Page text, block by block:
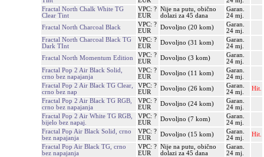
Fractal North Chalk White TG
Clear Tint
VPC: ?
EUR
Nije na putu, obično
dolazi za 45 dana
Garan.
24 mj.
Fractal North Charcoal Black
VPC: ?
EUR
Dovoljno (20 kom)
Garan.
24 mj.
Fractal North Charcoal Black TG
Dark TInt
VPC: ?
EUR
Dovoljno (31 kom)
Garan.
24 mj.
Fractal North Momentum Edition
VPC: ?
EUR
Dovoljno (3 kom)
Garan.
24 mj.
Fractal Pop 2 Air Black Solid,
crno bez napajanja
VPC: ?
EUR
Dovoljno (11 kom)
Garan.
24 mj.
Fractal Pop 2 Air Black TG Clear,
crno bez nap
VPC: ?
EUR
Dovoljno (26 kom)
Garan.
24 mj.
Hit.
Fractal Pop 2 Air Black TG RGB,
crno bez napajanja
VPC: ?
EUR
Dovoljno (24 kom)
Garan.
24 mj.
Fractal Pop 2 Air White TG RGB,
bijelo bez napaj.
VPC: ?
EUR
Dovoljno (7 kom)
Garan.
24 mj.
Fractal Pop Air Black Solid, crno
bez napajanja
VPC: ?
EUR
Dovoljno (15 kom)
Garan.
24 mj.
Hit.
Fractal Pop Air Black TG, crno
bez napajanja
VPC: ?
EUR
Nije na putu, obično
dolazi za 45 dana
Garan.
24 mj.